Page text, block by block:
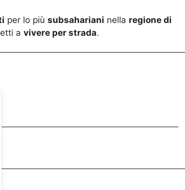
per lo più subsahariani nella regione di
a vivere per strada.